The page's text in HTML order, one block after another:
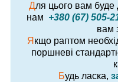
Для цього вам буде
нам +380 (67) 505-
вам
Я кщо раптом
поршневі
Будь ласка,